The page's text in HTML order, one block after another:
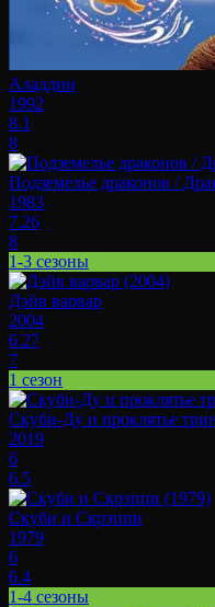
Аладдин
1992
8.1
8
Подземелье драконов /
1983
7.26
8
1-3 сезоны
Дэйв варвар
2004
6.27
7
1 сезон
Скуби-Ду и проклятье
2019
6
6.5
Скуби и Скрэппи
1979
6
6.4
1-4 сезоны